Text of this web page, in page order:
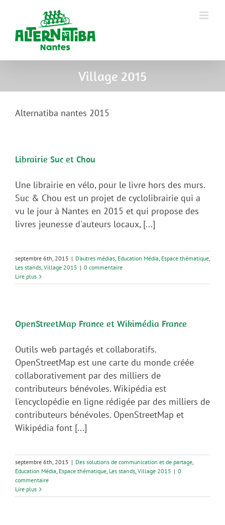
Village 2015
Alternatiba nantes 2015
Librairie Suc et Chou
Une librairie en vélo, pour le livre hors des murs.
Suc & Chou est un projet de cyclolibrairie qui a
vu le jour à Nantes en 2015 et qui propose des
livres jeunesse d'auteurs locaux, [...]
septembre 6th, 2015 | D’autres médias, Education Média, Espace thématique,
Les stands, Village 2015 | 0 commentaire
Lire plus
OpenStreetMap France et Wikimédia France
Outils web partagés et collaboratifs.
OpenStreetMap est une carte du monde créée
collaborativement par des milliers de
contributeurs bénévoles. Wikipédia est
l'encyclopédie en ligne rédigée par des milliers de
contributeurs bénévoles. OpenStreetMap et
Wikipédia font [...]
septembre 6th, 2015 | Des solutions de communication et de partage,
Education Média, Espace thématique, Les stands, Village 2015 | 0
commentaire
Lire plus